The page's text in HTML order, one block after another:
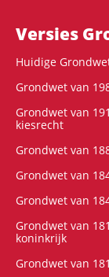
Versies
Huidige
Grondwet van
Grondwet van
kiesrecht
Grondwet van
Grondwet van
Grondwet van
Grondwet van
koninkrijk
Grondwet van